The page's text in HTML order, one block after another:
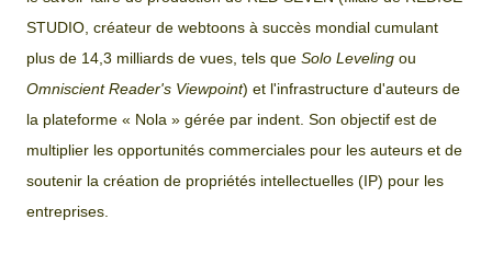
STUDIO, créateur de webtoons à succès mondial cumulant
plus de 14,3 milliards de vues, tels que Solo Leveling ou
Omniscient Reader's Viewpoint) et l'infrastructure d'auteurs de
la plateforme « Nola » gérée par indent. Son objectif est de
multiplier les opportunités commerciales pour les auteurs et de
soutenir la création de propriétés intellectuelles (IP) pour les
entreprises.